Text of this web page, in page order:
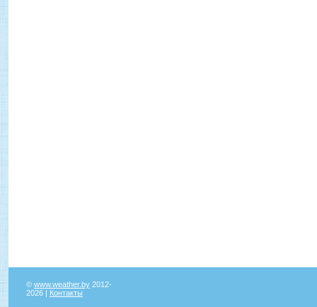
© www.weather.by 2012-
2026 | Контакты